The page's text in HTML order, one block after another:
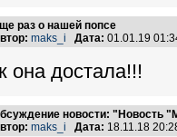
раз о нашей попсе
maks_i Дата: 01.01.19
она достала!!!
новости: "Новость
maks_i Дата: 18.11.18